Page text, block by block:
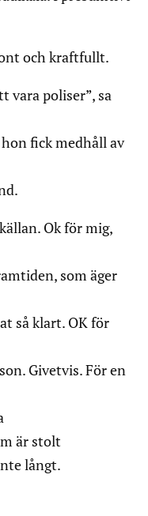
och kraftfullt.
vara poliser”, sa
fick medhåll av
Ok för mig,
som äger
så klart. OK för
Givetvis. För en
är stolt
långt.